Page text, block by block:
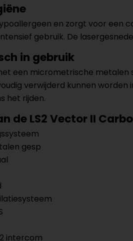
en zorgt voor een
gebruik. De
in gebruik
een micrometrische
verwijderd kunnen
het rijden.
de LS2 Vector II
gesp
intercom